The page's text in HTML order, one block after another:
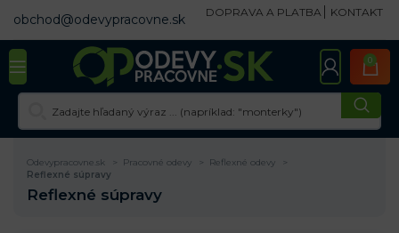
obchod@odevypracovne.sk DOPRAVA A PLATBA KONTAKT
0
Odevypracovne.sk Pracovné odevy
Reflexné odevy
Reflexné súpravy
Reflexné súpravy